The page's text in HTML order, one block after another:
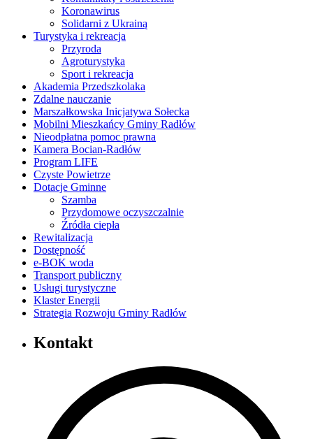
Koronawirus
Solidarni z Ukrainą
Turystyka i rekreacja
Przyroda
Agroturystyka
Sport i rekreacja
Akademia Przedszkolaka
Zdalne nauczanie
Marszałkowska Inicjatywa Sołecka
Mobilni Mieszkańcy Gminy Radłów
Nieodpłatna pomoc prawna
Kamera Bocian-Radłów
Program LIFE
Czyste Powietrze
Dotacje Gminne
Szamba
Przydomowe oczyszczalnie
Źródła ciepła
Rewitalizacja
Dostępność
e-BOK woda
Transport publiczny
Usługi turystyczne
Klaster Energii
Strategia Rozwoju Gminy Radłów
Kontakt